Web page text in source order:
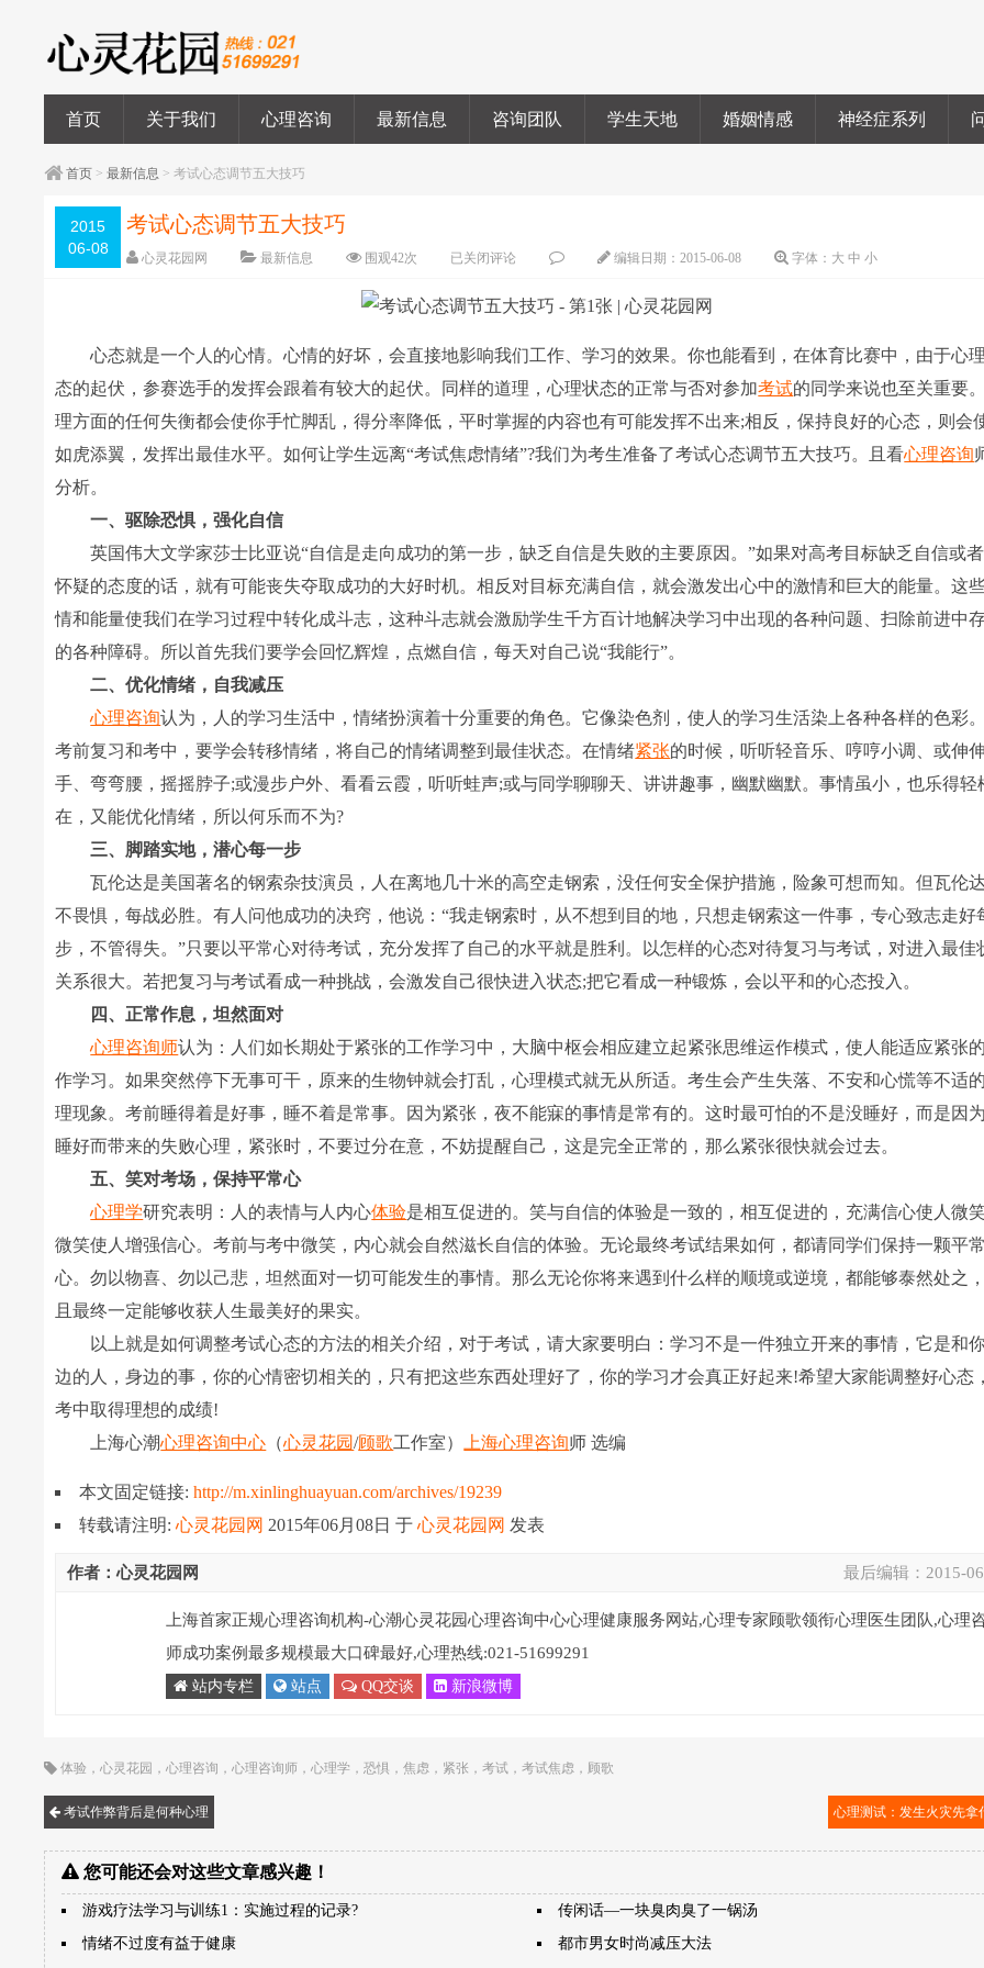
首页 关于我们 心理咨询 最新信息 咨询团队 学生天地 婚姻情感 神经症系列
首页 >最新信息 > 考试心态调节五大技巧
2015
06-08
考试心态调节五大技巧
心灵花园网 最新信息 围观42次 已关闭评论 编辑日期：2015-06-08 字体： 大 中 小
心态就是一个人的心情。心情的好坏，会直接地影响我们工作、学习的效果。你也能看到，在体育比赛中，由于心
态的起伏，参赛选手的发挥会跟着有较大的起伏。同样的道理，心理状态的正常与否对参加考试的同学来说也至关重要
理方面的任何失衡都会使你手忙脚乱，得分率降低，平时掌握的内容也有可能发挥不出来;相反，保持良好的心态，则会
如虎添翼，发挥出最佳水平。如何让学生远离“考试焦虑情绪”?我们为考生准备了考试心态调节五大技巧。且看心理咨询
分析。
一、驱除恐惧，强化自信
英国伟大文学家莎士比亚说“自信是走向成功的第一步，缺乏自信是失败的主要原因。”如果对高考目标缺乏自信或
怀疑的态度的话，就有可能丧失夺取成功的大好时机。相反对目标充满自信，就会激发出心中的激情和巨大的能量。这
情和能量使我们在学习过程中转化成斗志，这种斗志就会激励学生千方百计地解决学习中出现的各种问题、扫除前进中
的各种障碍。所以首先我们要学会回忆辉煌，点燃自信，每天对自己说“我能行”。
二、优化情绪，自我减压
心理咨询认为，人的学习生活中，情绪扮演着十分重要的角色。它像染色剂，使人的学习生活染上各种各样的色彩
考前复习和考中，要学会转移情绪，将自己的情绪调整到最佳状态。在情绪紧张的时候，听听轻音乐、哼哼小调、或伸伸
手、弯弯腰，摇摇脖子;或漫步户外、看看云霞，听听蛙声;或与同学聊聊天、讲讲趣事，幽默幽默。事情虽小，也乐得轻
在，又能优化情绪，所以何乐而不为?
三、脚踏实地，潜心每一步
瓦伦达是美国著名的钢索杂技演员，人在离地几十米的高空走钢索，没任何安全保护措施，险象可想而知。但瓦伦
不畏惧，每战必胜。有人问他成功的决窍，他说：“我走钢索时，从不想到目的地，只想走钢索这一件事，专心致志走好
步，不管得失。”只要以平常心对待考试，充分发挥了自己的水平就是胜利。以怎样的心态对待复习与考试，对进入最佳
关系很大。若把复习与考试看成一种挑战，会激发自己很快进入状态;把它看成一种锻炼，会以平和的心态投入。
四、正常作息，坦然面对
心理咨询师认为：人们如长期处于紧张的工作学习中，大脑中枢会相应建立起紧张思维运作模式，使人能适应紧张
作学习。如果突然停下无事可干，原来的生物钟就会打乱，心理模式就无从所适。考生会产生失落、不安和心慌等不适
理现象。考前睡得着是好事，睡不着是常事。因为紧张，夜不能寐的事情是常有的。这时最可怕的不是没睡好，而是因
睡好而带来的失败心理，紧张时，不要过分在意，不妨提醒自己，这是完全正常的，那么紧张很快就会过去。
五、笑对考场，保持平常心
心理学研究表明：人的表情与人内心体验是相互促进的。笑与自信的体验是一致的，相互促进的，充满信心使人微笑
微笑使人增强信心。考前与考中微笑，内心就会自然滋长自信的体验。无论最终考试结果如何，都请同学们保持一颗平常
心。勿以物喜、勿以己悲，坦然面对一切可能发生的事情。那么无论你将来遇到什么样的顺境或逆境，都能够泰然处之
且最终一定能够收获人生最美好的果实。
以上就是如何调整考试心态的方法的相关介绍，对于考试，请大家要明白：学习不是一件独立开来的事情，它是和
边的人，身边的事，你的心情密切相关的，只有把这些东西处理好了，你的学习才会真正好起来!希望大家能调整好心态
考中取得理想的成绩!
上海心潮心理咨询中心 （心灵花园/顾歌工作室） 上海心理咨询师 选编
本文固定链接:http://m.xinlinghuayuan.com/archives/19239
转载请注明:心灵花园网 2015年06月08日于心灵花园网 发表
最后编辑： 2015-
作者：心灵花园网
上海首家正规心理咨询机构-心潮心灵花园心理咨询中心心理健康服务网站,心理专家顾歌领衔心理医生团队,心理
师成功案例最多规模最大口碑最好,心理热线:021-51699291
站内专栏 站点 QQ交谈 新浪微博
体验 ，心灵花园 ，心理咨询 ，心理咨询师 ，心理学 ，恐惧 ，焦虑 ， 紧张 ，考试 ，考试焦虑 ， 顾歌
考试作弊背后是何种心理 心理测试：发生火灾先拿
您可能还会对这些文章感兴趣！
游戏疗法学习与训练1：实施过程的记录?
传闲话―一块臭肉臭了一锅汤
情绪不过度有益于健康
都市男女时尚减压大法